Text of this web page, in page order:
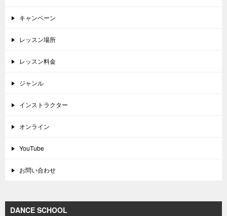
キャンペーン
レッスン場所
レッスン料金
ジャンル
インストラクター
オンライン
YouTube
お問い合わせ
DANCE SCHOOL